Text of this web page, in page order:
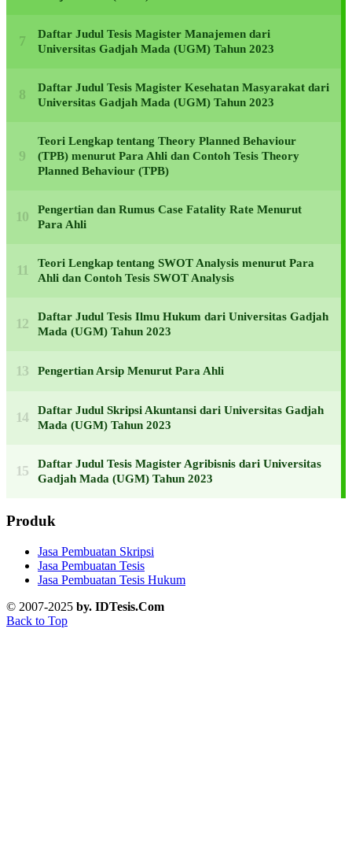
Daftar Judul Tesis Magister Manajemen dari
Universitas Gadjah Mada (UGM) Tahun 2023
Daftar Judul Tesis Magister Kesehatan Masyarakat dari
Universitas Gadjah Mada (UGM) Tahun 2023
Teori Lengkap tentang Theory Planned Behaviour
(TPB) menurut Para Ahli dan Contoh Tesis Theory
Planned Behaviour (TPB)
Pengertian dan Rumus Case Fatality Rate Menurut
Para Ahli
Teori Lengkap tentang SWOT Analysis menurut Para
Ahli dan Contoh Tesis SWOT Analysis
Daftar Judul Tesis Ilmu Hukum dari Universitas Gadjah
Mada (UGM) Tahun 2023
Pengertian Arsip Menurut Para Ahli
Daftar Judul Skripsi Akuntansi dari Universitas Gadjah
Mada (UGM) Tahun 2023
Daftar Judul Tesis Magister Agribisnis dari Universitas
Gadjah Mada (UGM) Tahun 2023
Produk
Jasa Pembuatan Skripsi
Jasa Pembuatan Tesis
Jasa Pembuatan Tesis Hukum
© 2007-2025 by. IDTesis.Com
Back to Top